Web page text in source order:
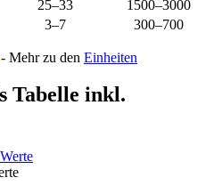
25–33
1500–3000
3–7 300–700
Mehr zu den Einheiten
Tabelle inkl.